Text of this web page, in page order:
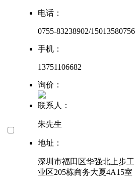
电话：
0755-83238902/15013580756
手机：
13751106682
询价：
联系人：
朱先生
地址：
深圳市福田区华强北上步工
业区205栋商务大夏4A15室